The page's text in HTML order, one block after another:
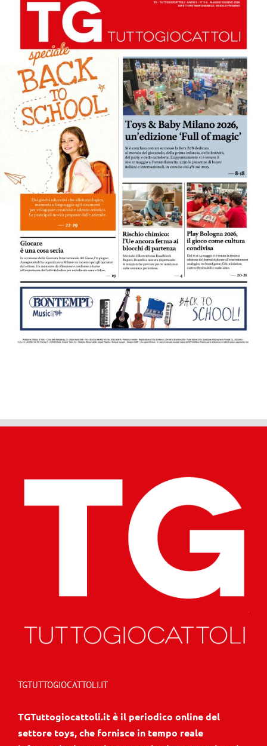
TGTUTTOGIOCATTOLI.IT
TGTuttogiocattoli.it è il periodico online del
settore toys, che fornisce in tempo reale